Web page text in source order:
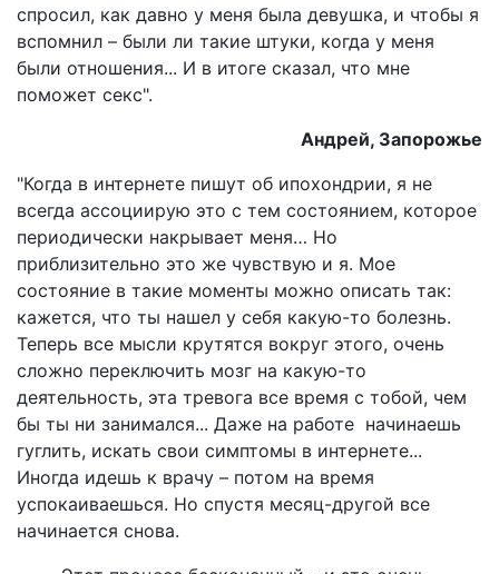
спросил, как давно у меня была девушка, и чтобы я
вспомнил – были ли такие штуки, когда у меня
были отношения... И в итоге сказал, что мне
поможет секс".
Андрей, Запорожье
"Когда в интернете пишут об ипохондрии, я не
всегда ассоциирую это с тем состоянием, которое
периодически накрывает меня… Но
приблизительно это же чувствую и я. Мое
состояние в такие моменты можно описать так:
кажется, что ты нашел у себя какую-то болезнь.
Теперь все мысли крутятся вокруг этого, очень
сложно переключить мозг на какую-то
деятельность, эта тревога все время с тобой, чем
бы ты ни занимался... Даже на работе начинаешь
гуглить, искать свои симптомы в интернете...
Иногда идешь к врачу – потом на время
успокаиваешься. Но спустя месяц-другой все
начинается снова.